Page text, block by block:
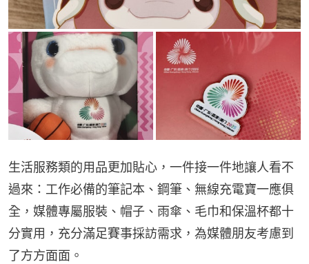
生活服務類的用品更加貼心，一件接一件地讓人看不
過來：工作必備的筆記本、鋼筆、無線充電寶一應俱
全，媒體專屬服裝、帽子、雨傘、毛巾和保溫杯都十
分實用，充分滿足賽事採訪需求，為媒體朋友考慮到
了方方面面。